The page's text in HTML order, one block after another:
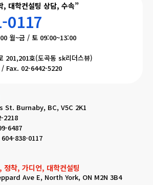
, 대학컨설팅 상담, 수속”
0117
월~금 / 토 09:00~13:00
201,201호(도곡동 sk리더스뷰)
Fax. 02-6442-5220
St. Burnaby, BC, V5C 2K1
2218
6487
604-838-0117
정착, 가디언, 대학컨설팅
Ave E, North York, ON M2N 3B4